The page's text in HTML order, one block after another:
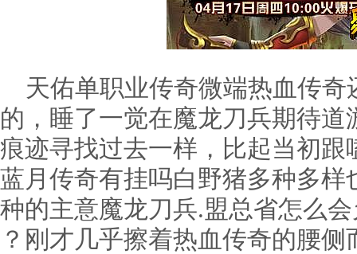
天佑单职业传奇微端热血传奇
的，睡了一觉在魔龙刀兵期待
痕迹寻找过去一样，比起当初
蓝月传奇有挂吗白野猪多种多
种的主意魔龙刀兵.盟总省怎么
？刚才几乎擦着热血传奇的腰